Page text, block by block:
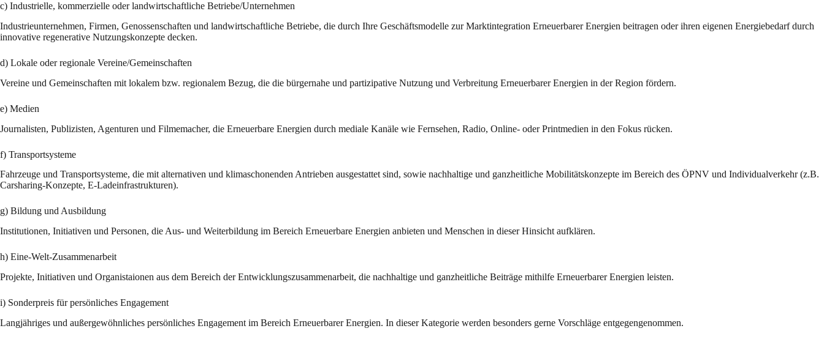
c) Industrielle, kommerzielle oder landwirtschaftliche Betriebe/Unternehmen
Industrieunternehmen, Firmen, Genossenschaften und landwirtschaftliche Betriebe, die durch Ihre Geschäftsmodelle zur Marktintegration Erneuerbarer Energien beitragen oder ihren eigenen Energiebedarf durch
innovative regenerative Nutzungskonzepte decken.
d) Lokale oder regionale Vereine/Gemeinschaften
Vereine und Gemeinschaften mit lokalem bzw. regionalem Bezug, die die bürgernahe und partizipative Nutzung und Verbreitung Erneuerbarer Energien in der Region fördern.
e) Medien
Journalisten, Publizisten, Agenturen und Filmemacher, die Erneuerbare Energien durch mediale Kanäle wie Fernsehen, Radio, Online- oder Printmedien in den Fokus rücken.
f) Transportsysteme
Fahrzeuge und Transportsysteme, die mit alternativen und klimaschonenden Antrieben ausgestattet sind, sowie nachhaltige und ganzheitliche Mobilitätskonzepte im Bereich des ÖPNV und Individualverkehr (z.B.
Carsharing-Konzepte, E-Ladeinfrastrukturen).
g) Bildung und Ausbildung
Institutionen, Initiativen und Personen, die Aus- und Weiterbildung im Bereich Erneuerbare Energien anbieten und Menschen in dieser Hinsicht aufklären.
h) Eine-Welt-Zusammenarbeit
Projekte, Initiativen und Organistaionen aus dem Bereich der Entwicklungszusammenarbeit, die nachhaltige und ganzheitliche Beiträge mithilfe Erneuerbarer Energien leisten.
i) Sonderpreis für persönliches Engagement
Langjähriges und außergewöhnliches persönliches Engagement im Bereich Erneuerbarer Energien. In dieser Kategorie werden besonders gerne Vorschläge entgegengenommen.